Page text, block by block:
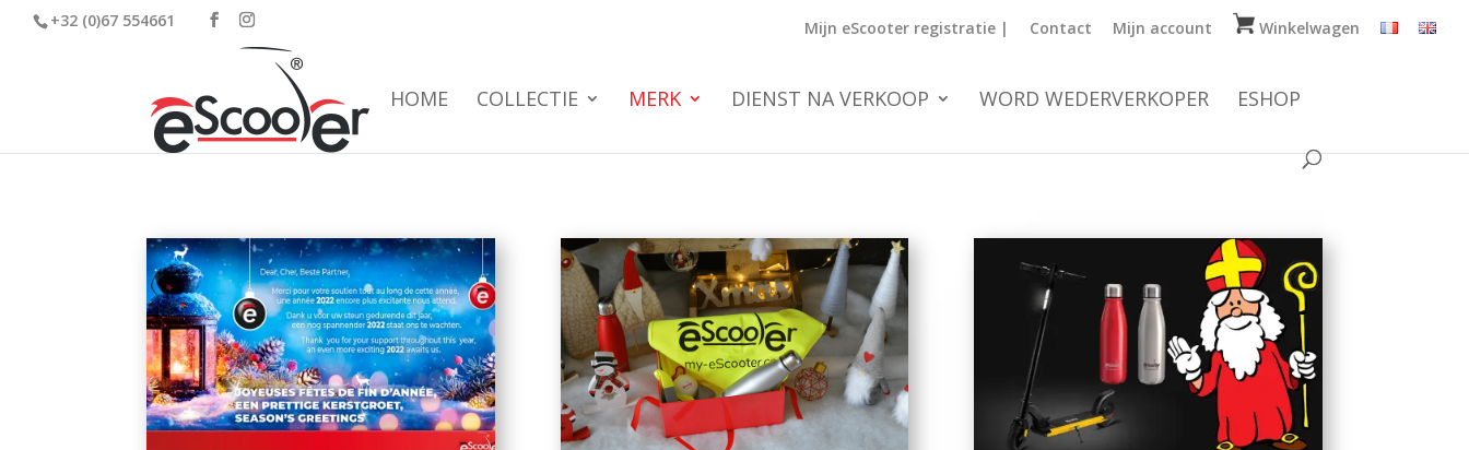
+32 (0)67 554661 Mijn eScooter registratie | Contact Mijn account Winkelwagen
HOME COLLECTIE MERK DIENST NA VERKOOP WORD WEDERVERKOPER ESHOP